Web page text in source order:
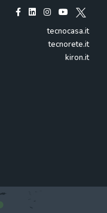
tecnocasa.it
tecnorete.it
kiron.it